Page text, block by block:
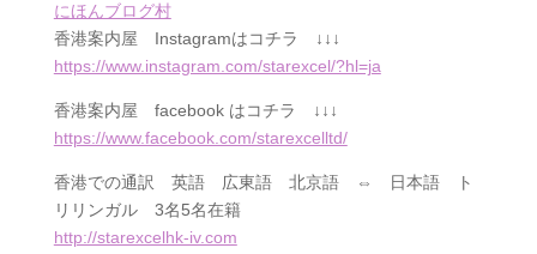
にほんブログ村
香港案内屋 Instagramはコチラ ↓↓↓
https://www.instagram.com/starexcel/?hl=ja
香港案内屋 facebookはコチラ ↓↓↓
https://www.facebook.com/starexcelltd/
香港での通訳 英語 広東語 北京語 ⇔ 日本語 ト
リリンガル 3名5名在籍
http://starexcelhk-iv.com